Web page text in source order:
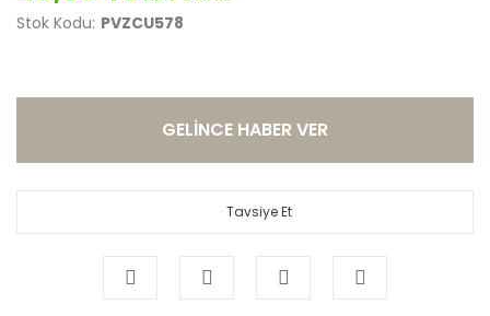
Stok Kodu: PVZCU578
GELİNCE HABER VER
Tavsiye Et